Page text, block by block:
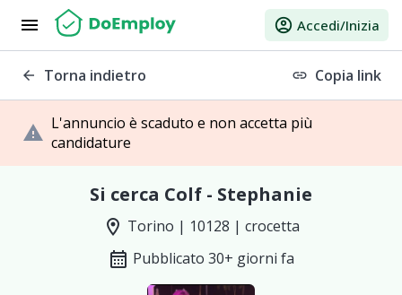
menu account_circle Accedi/Inizia
arrow_back Torna indietro link Copia link
warning L'annuncio è scaduto e non accetta più
candidature
Si cerca Colf - Stephanie
location_on Torino | 10128 | crocetta
calendar_month Pubblicato 30+ giorni fa